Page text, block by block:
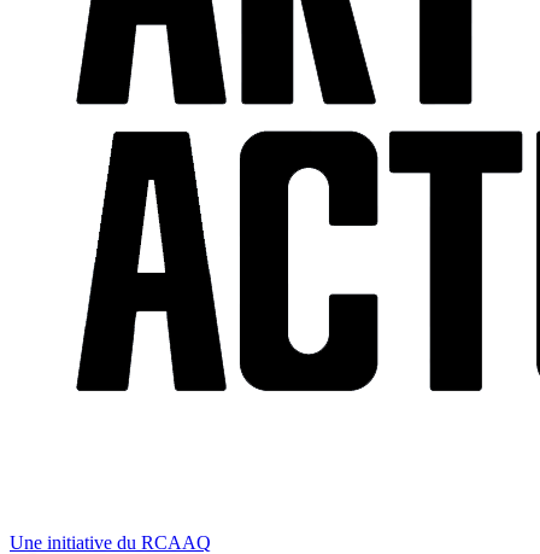
Une initiative du RCAAQ